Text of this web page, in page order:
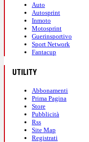
Auto
Autosprint
Inmoto
Motosprint
Guerinsportivo
Sport Network
Fantacup
UTILITY
Abbonamenti
Prima Pagina
Store
Pubblicità
Rss
Site Map
Registrati